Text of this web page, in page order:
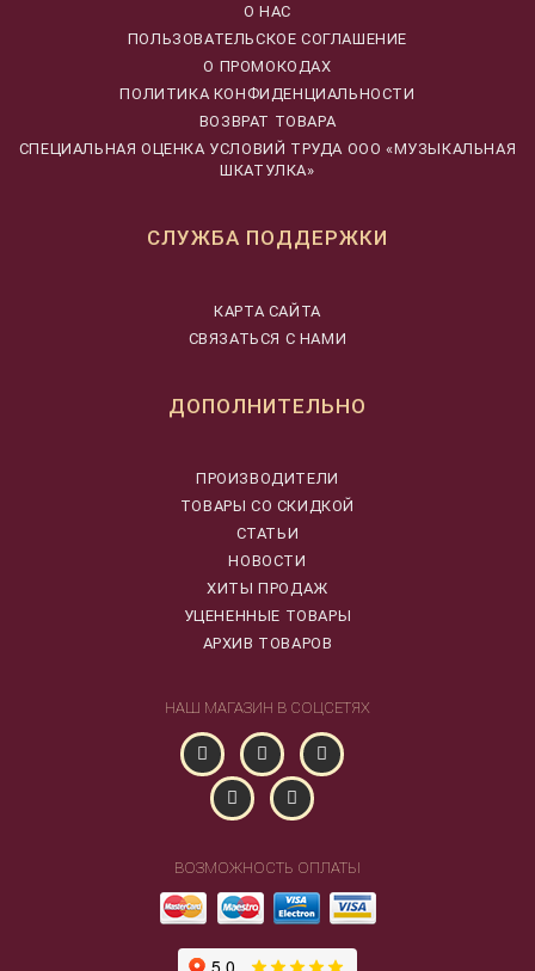
О НАС
ПОЛЬЗОВАТЕЛЬСКОЕ СОГЛАШЕНИЕ
О ПРОМОКОДАХ
ПОЛИТИКА КОНФИДЕНЦИАЛЬНОСТИ
ВОЗВРАТ ТОВАРА
CПЕЦИАЛЬНАЯ ОЦЕНКА УСЛОВИЙ ТРУДА ООО «МУЗЫКАЛЬНАЯ
ШКАТУЛКА»
СЛУЖБА ПОДДЕРЖКИ
КАРТА САЙТА
СВЯЗАТЬСЯ С НАМИ
ДОПОЛНИТЕЛЬНО
ПРОИЗВОДИТЕЛИ
ТОВАРЫ СО СКИДКОЙ
СТАТЬИ
НОВОСТИ
ХИТЫ ПРОДАЖ
УЦЕНЕННЫЕ ТОВАРЫ
АРХИВ ТОВАРОВ
НАШ МАГАЗИН В СОЦСЕТЯХ
ВОЗМОЖНОСТЬ ОПЛАТЫ